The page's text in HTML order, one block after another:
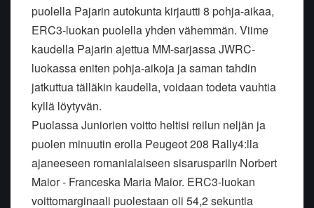
puolella Pajarin autokunta kirjautti 8 pohja-aikaa,
ERC3-luokan puolella yhden vähemmän. Viime
kaudella Pajarin ajettua MM-sarjassa JWRC-
luokassa eniten pohja-aikoja ja saman tahdin
jatkuttua tälläkin kaudella, voidaan todeta vauhtia
kyllä löytyvän.
Puolassa Juniorien voitto heltisi reilun neljän ja
puolen minuutin erolla Peugeot 208 Rally4:lla
ajaneeseen romanialaiseen sisaruspariin Norbert
Maior - Franceska Maria Maior. ERC3-luokan
voittomarginaali puolestaan oli 54,2 sekuntia